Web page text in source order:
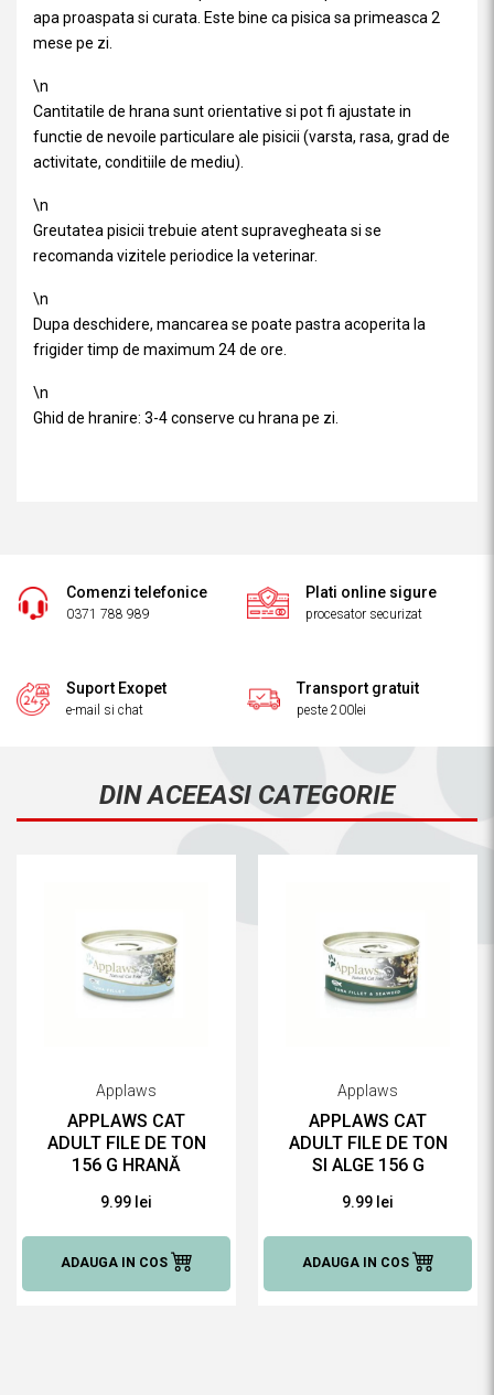
apa proaspata si curata. Este bine ca pisica sa primeasca 2
mese pe zi.
\n
Cantitatile de hrana sunt orientative si pot fi ajustate in
functie de nevoile particulare ale pisicii (varsta, rasa, grad de
activitate, conditiile de mediu).
\n
Greutatea pisicii trebuie atent supravegheata si se
recomanda vizitele periodice la veterinar.
\n
Dupa deschidere, mancarea se poate pastra acoperita la
frigider timp de maximum 24 de ore.
\n
Ghid de hranire: 3-4 conserve cu hrana pe zi.
Comenzi telefonice
0371 788 989
Plati online sigure
procesator securizat
Suport Exopet
e-mail si chat
Transport gratuit
peste 200lei
DIN ACEEASI CATEGORIE
Applaws
APPLAWS CAT
ADULT FILE DE TON
156 G HRANĂ
PISICI
9.99 lei
ADAUGA IN COS
Applaws
APPLAWS CAT
ADULT FILE DE TON
SI ALGE 156 G
PENTRU PISICI
9.99 lei
ADAUGA IN COS